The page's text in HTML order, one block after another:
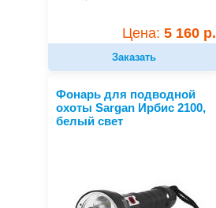
Цена: 5 160 р.
Заказать
Фонарь для подводной
охоты Sargan Ирбис 2100,
белый свет